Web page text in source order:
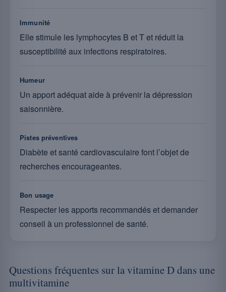
Immunité
Elle stimule les lymphocytes B et T et réduit la
susceptibilité aux infections respiratoires.
Humeur
Un apport adéquat aide à prévenir la dépression
saisonnière.
Pistes préventives
Diabète et santé cardiovasculaire font l’objet de
recherches encourageantes.
Bon usage
Respecter les apports recommandés et demander
conseil à un professionnel de santé.
Questions fréquentes sur la vitamine D dans une
multivitamine